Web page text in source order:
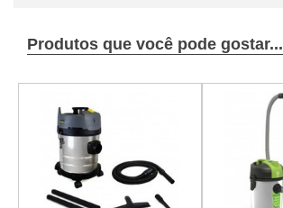
Produtos que você pode gostar...